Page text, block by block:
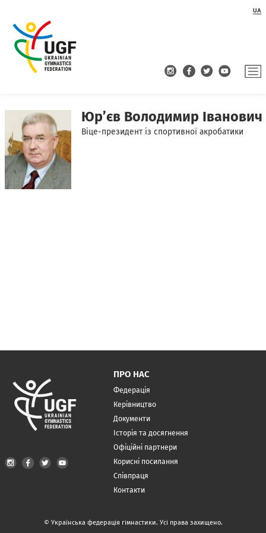
UA
Юр’єв Володимир Іванович
Віце-президент із спортивної акробатики
ПРО НАС
Федерація
Керівництво
Документи
Історія та досягнення
Офіційні партнери
Корисні посилання
Співпраця
Контакти
© Українська федерація гімнастики. Усі права захищено.